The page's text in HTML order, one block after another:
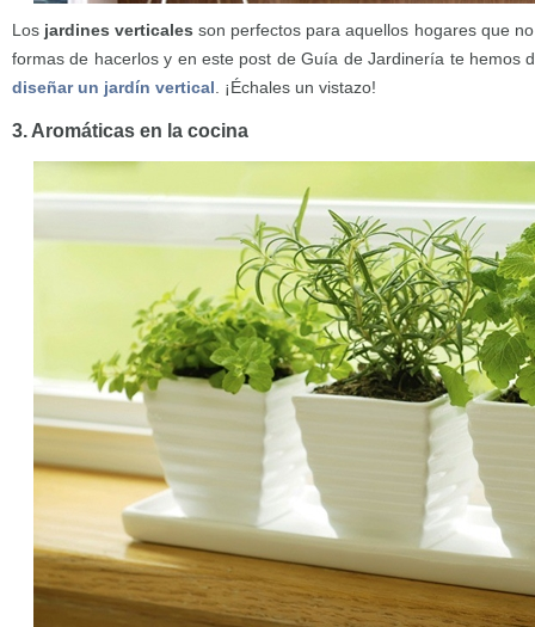
Los jardines verticales son perfectos para aquellos hogares que
formas de hacerlos y en este post de Guía de Jardinería te hemos
diseñar un jardín vertical . ¡Échales un vistazo!
3. Aromáticas en la cocina